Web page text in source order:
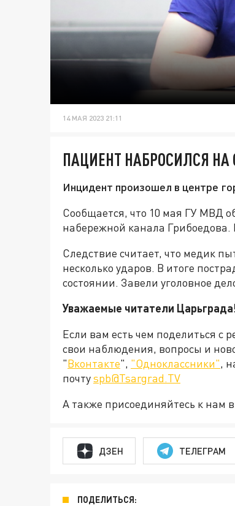
14 МАЯ 2023 21:11
ПАЦИЕНТ НАБРОСИЛСЯ
Инцидент произошел в центре
Сообщается, что 10 мая ГУ МВД
набережной канала
Следствие считает, что медик
несколько ударов. В итоге
состоянии. Завели уголовное
Уважаемые читатели
Если вам есть чем поделиться с
свои наблюдения, вопросы и
"Вконтакте", "Одноклассники",
почтуspb@Tsargrad.TV
А также присоединяйтесь к нам
ДЗЕН ТЕЛЕГРАМ
ПОДЕЛИТЬСЯ: